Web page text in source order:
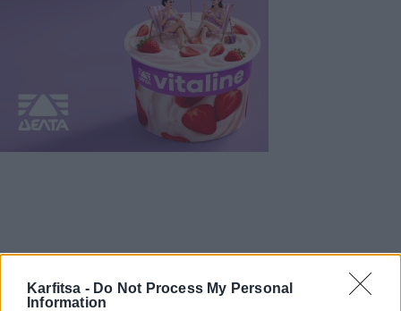
Karfitsa - Do Not Process My Personal
Information